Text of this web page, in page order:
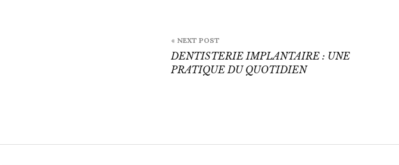
de
l’article
« NEXT POST
DENTISTERIE IMPLANTAIRE : UNE
PRATIQUE DU QUOTIDIEN